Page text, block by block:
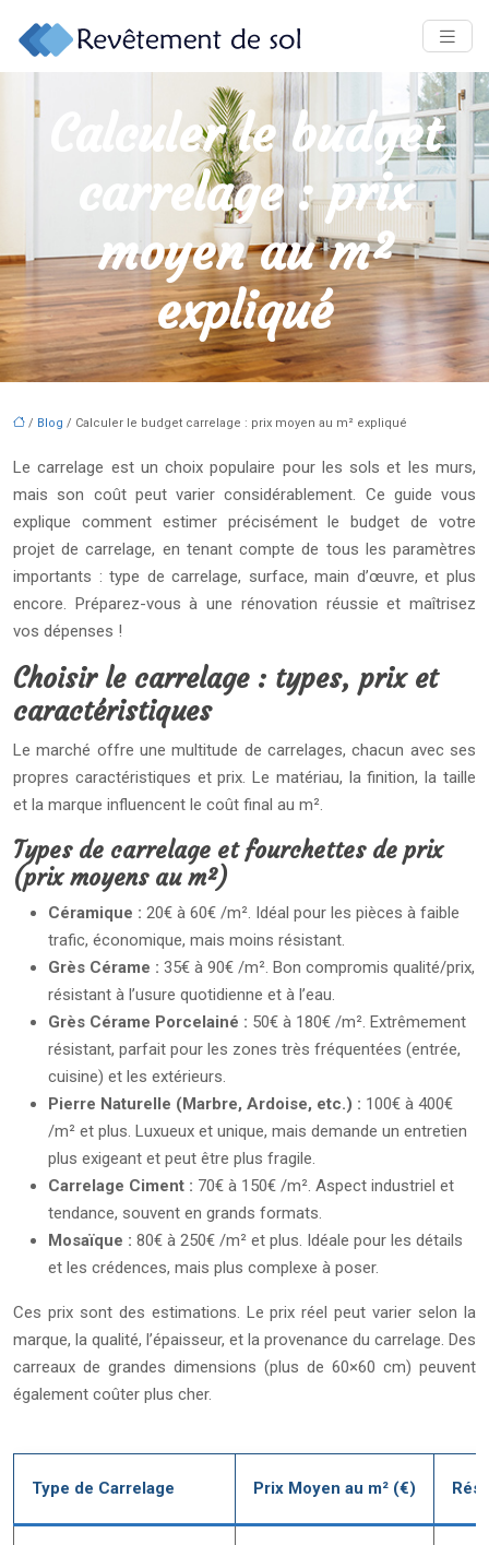
Calculer le budget
carrelage : prix
moyen au m²
expliqué
/ Blog / Calculer le budget carrelage : prix moyen au m² expliqué
Le carrelage est un choix populaire pour les sols et les murs,
mais son coût peut varier considérablement. Ce guide vous
explique comment estimer précisément le budget de votre
projet de carrelage, en tenant compte de tous les paramètres
importants : type de carrelage, surface, main d’œuvre, et plus
encore. Préparez-vous à une rénovation réussie et maîtrisez
vos dépenses !
Choisir le carrelage : types, prix et
caractéristiques
Le marché offre une multitude de carrelages, chacun avec ses
propres caractéristiques et prix. Le matériau, la finition, la taille
et la marque influencent le coût final au m².
Types de carrelage et fourchettes de prix
(prix moyens au m²)
Céramique : 20€ à 60€ /m². Idéal pour les pièces à faible
trafic, économique, mais moins résistant.
Grès Cérame : 35€ à 90€ /m². Bon compromis qualité/prix,
résistant à l’usure quotidienne et à l’eau.
Grès Cérame Porcelainé : 50€ à 180€ /m². Extrêmement
résistant, parfait pour les zones très fréquentées (entrée,
cuisine) et les extérieurs.
Pierre Naturelle (Marbre, Ardoise, etc.) : 100€ à 400€
/m² et plus. Luxueux et unique, mais demande un entretien
plus exigeant et peut être plus fragile.
Carrelage Ciment : 70€ à 150€ /m². Aspect industriel et
tendance, souvent en grands formats.
Mosaïque : 80€ à 250€ /m² et plus. Idéale pour les détails
et les crédences, mais plus complexe à poser.
Ces prix sont des estimations. Le prix réel peut varier selon la
marque, la qualité, l’épaisseur, et la provenance du carrelage. Des
carreaux de grandes dimensions (plus de 60×60 cm) peuvent
également coûter plus cher.
Type de Carrelage Prix Moyen au m² (€)